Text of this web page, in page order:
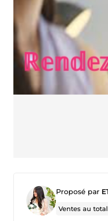
Proposé par
Ventes au